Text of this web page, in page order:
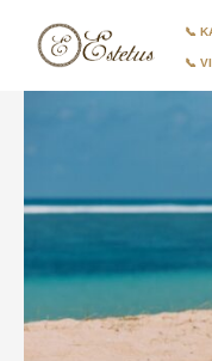
turinio
📞
📞